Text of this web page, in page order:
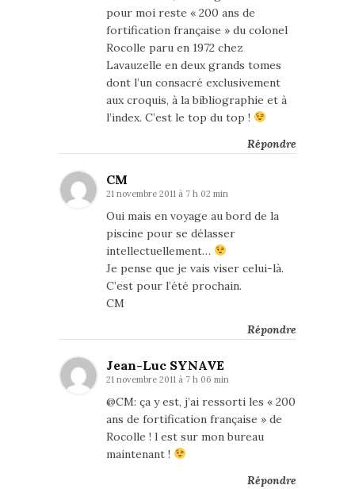
pour moi reste « 200 ans de
fortification française » du colonel
Rocolle paru en 1972 chez
Lavauzelle en deux grands tomes
dont l’un consacré exclusivement
aux croquis, à la bibliographie et à
l’index. C’est le top du top !
Répondre
CM
21 novembre 2011 à 7 h 02 min
Oui mais en voyage au bord de la
piscine pour se délasser
intellectuellement…
Je pense que je vais viser celui-là.
C’est pour l’été prochain.
CM
Répondre
Jean-Luc SYNAVE
21 novembre 2011 à 7 h 06 min
@CM: ça y est, j’ai ressorti les « 200
ans de fortification française » de
Rocolle ! l est sur mon bureau
maintenant !
Répondre